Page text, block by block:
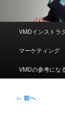
ュ
VMDインストラ
マーケティング
VMDの参考にな
投
← 前へ